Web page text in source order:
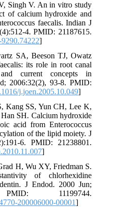
V, Singh V. An in vitro study
of calcium hydroxide and
faecalis. Indian J
4. PMID: 21187615.
9290.74222
SA, Beeson TJ, Owatz
its role in root canal
and current concepts in
2006:32(2), 93-8. PMID:
j.joen.2005.10.049
Kang SS, Yun CH, Lee K,
Han SH. Calcium hydroxide
acid from Enterococcus
of the lipid moiety. J
6. PMID: 21238801.
H, Wu XY, Friedman S.
of chlorhexidine
dentin. J Endod. 2000 Jun;
PMID: 11199744.
200006000-00001